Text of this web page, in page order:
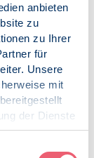
anbieten
zu
zu Ihrer
für
Unsere
mit
der Dienste
die
reichen über
und
und sind in
verbunden.